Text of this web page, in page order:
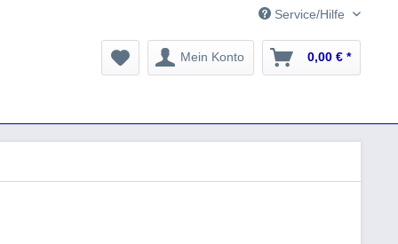
Service/Hilfe
Mein Konto 0,00 € *